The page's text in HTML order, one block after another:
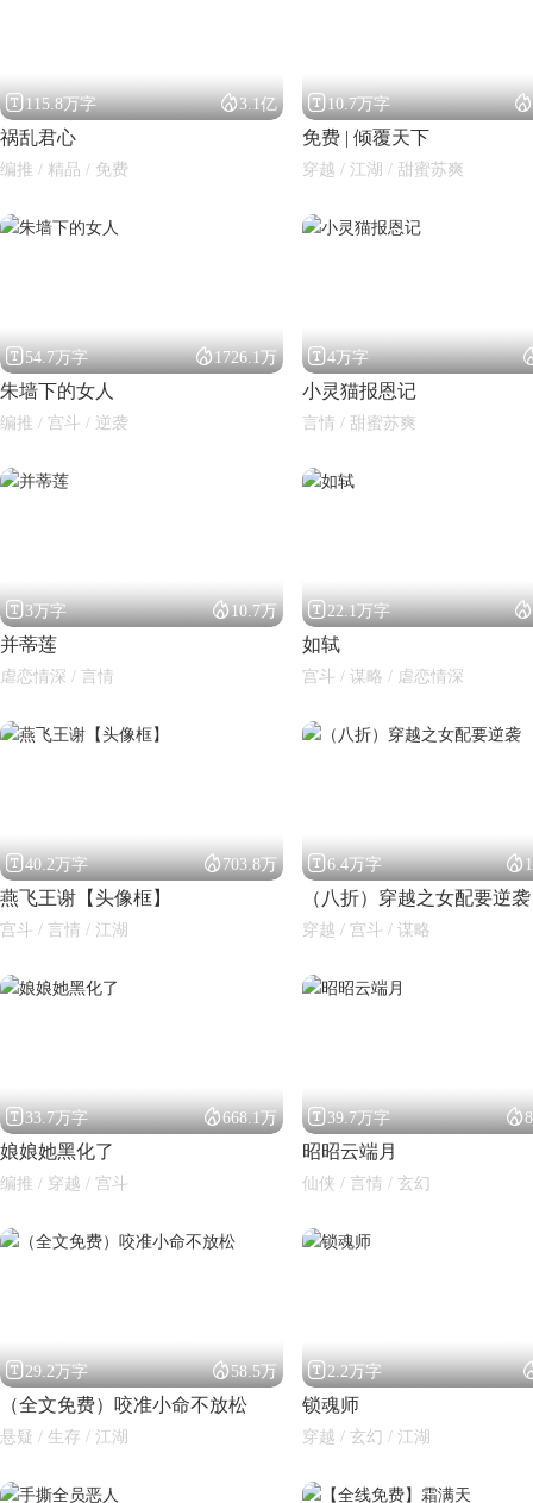
闪艺
115.8万字 3.1亿
祸乱君心
编推 / 精品 / 免费
10.7万字 
免费 | 倾覆天下
穿越 / 江湖 / 甜蜜苏爽
54.7万字 1726.1万
朱墙下的女人
编推 / 宫斗 / 逆袭
4万字
小灵猫报恩记
言情 / 甜蜜苏爽
3万字 10.7万
并蒂莲
虐恋情深 / 言情
22.1万字 
如轼
宫斗 / 谋略 / 虐恋情深
40.2万字 703.8万
燕飞王谢【头像框】
宫斗 / 言情 / 江湖
6.4万字 
（八折）穿越之女配要逆袭
穿越 / 宫斗 / 谋略
33.7万字 668.1万
娘娘她黑化了
编推 / 穿越 / 宫斗
39.7万字 
昭昭云端月
仙侠 / 言情 / 玄幻
29.2万字 58.5万
（全文免费）咬准小命不放松
悬疑 / 生存 / 江湖
2.2万字
锁魂师
穿越 / 玄幻 / 江湖